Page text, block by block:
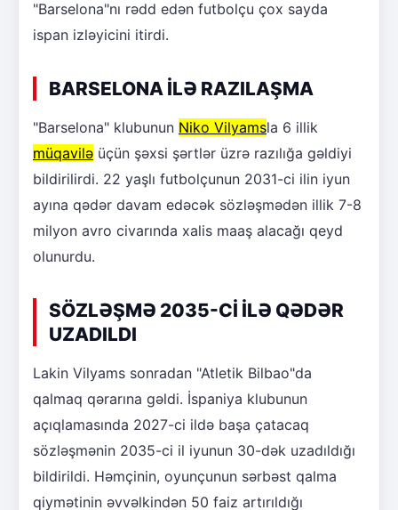
"Barselona"nı rədd edən futbolçu çox sayda
ispan izləyicini itirdi.
BARSELONA İLƏ RAZILAŞMA
"Barselona" klubunun Niko Vilyamsla 6 illik
müqavilə üçün şəxsi şərtlər üzrə razılığa gəldiyi
bildirilirdi. 22 yaşlı futbolçunun 2031-ci ilin iyun
ayına qədər davam edəcək sözləşmədən illik 7-8
milyon avro civarında xalis maaş alacağı qeyd
olunurdu.
SÖZLƏŞMƏ 2035-Cİ İLƏ QƏDƏR
UZADILDI
Lakin Vilyams sonradan "Atletik Bilbao"da
qalmaq qərarına gəldi. İspaniya klubunun
açıqlamasında 2027-ci ildə başa çatacaq
sözləşmənin 2035-ci il iyunun 30-dək uzadıldığı
bildirildi. Həmçinin, oyunçunun sərbəst qalma
qiymətinin əvvəlkindən 50 faiz artırıldığı